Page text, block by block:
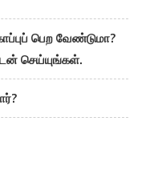
பெற வேண்டுமா?
செய்யுங்கள்.